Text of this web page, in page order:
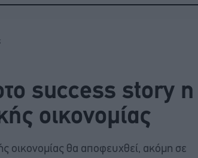
success story η
οικονομίας
οικονομίας θα αποφευχθεί, ακόμη σε